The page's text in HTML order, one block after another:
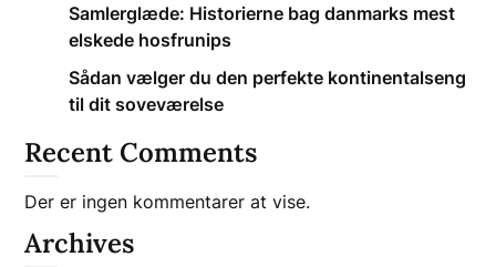
Samlerglæde: Historierne bag danmarks mest
elskede hosfrunips
Sådan vælger du den perfekte kontinentalseng
til dit soveværelse
Recent Comments
Der er ingen kommentarer at vise.
Archives